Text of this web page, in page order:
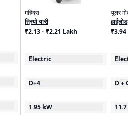
महिंद्रा
त्रियो यारी
₹2.13 - ₹2.21 Lakh
Electric
D+4
1.95 kW
यूलर मोटर्स
हाईलोड
₹3.94 -
D +
11.7